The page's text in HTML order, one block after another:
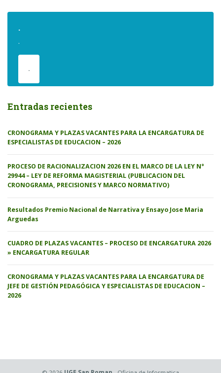
.
.
.
Entradas recientes
CRONOGRAMA Y PLAZAS VACANTES PARA LA ENCARGATURA DE
ESPECIALISTAS DE EDUCACION – 2026
PROCESO DE RACIONALIZACION 2026 EN EL MARCO DE LA LEY N°
29944 – LEY DE REFORMA MAGISTERIAL (PUBLICACION DEL
CRONOGRAMA, PRECISIONES Y MARCO NORMATIVO)
Resultados Premio Nacional de Narrativa y Ensayo Jose Maria
Arguedas
CUADRO DE PLAZAS VACANTES – PROCESO DE ENCARGATURA 2026
» ENCARGATURA REGULAR
CRONOGRAMA Y PLAZAS VACANTES PARA LA ENCARGATURA DE
JEFE DE GESTIÓN PEDAGÓGICA Y ESPECIALISTAS DE EDUCACION –
2026